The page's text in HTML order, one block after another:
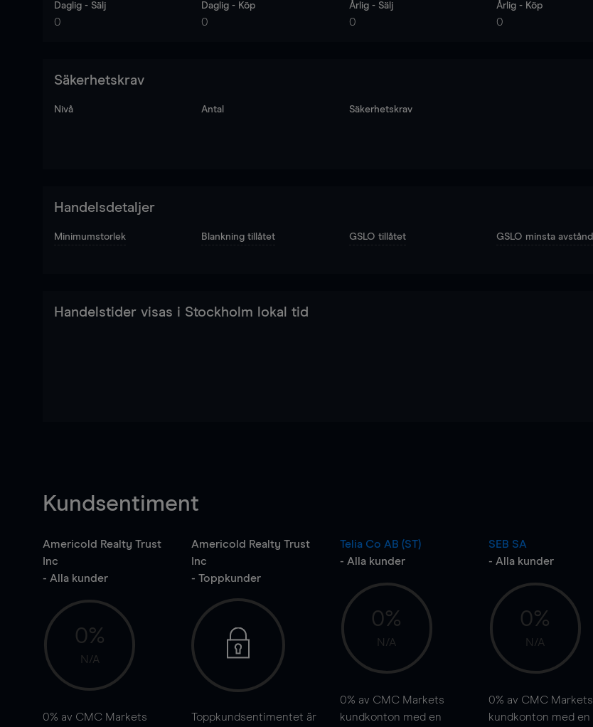
Daglig - Sälj
0
Daglig - Köp
0
Årlig - Sälj
0
Årlig - Köp
0
Säkerhetskrav
Nivå Antal Säkerhetskrav
Handelsdetaljer
Minimumstorlek Blankning tillåtet GSLO tillåtet GSLO minsta avstånd
Handelstider visas i Stockholm lokal tid
Kundsentiment
Americold Realty Trust
Inc
- Alla kunder
0%
N/A
0% av CMC Markets
Americold Realty Trust
Inc
- Toppkunder
Toppkundsentimentet är
Telia Co AB (ST)
- Alla kunder
0%
N/A
0% av CMC Markets
kundkonton med en
SEB SA
- Alla kunder
0%
N/A
0% av CMC Markets
kundkonton med en